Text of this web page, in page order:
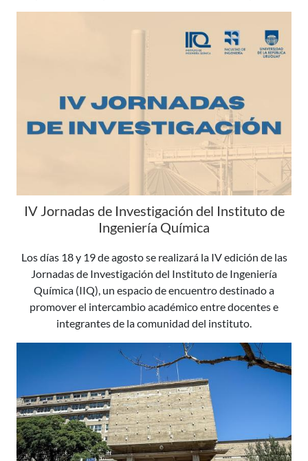
IV Jornadas de Investigación del Instituto de
Ingeniería Química
Los días 18 y 19 de agosto se realizará la IV edición de las
Jornadas de Investigación del Instituto de Ingeniería
Química (IIQ), un espacio de encuentro destinado a
promover el intercambio académico entre docentes e
integrantes de la comunidad del instituto.